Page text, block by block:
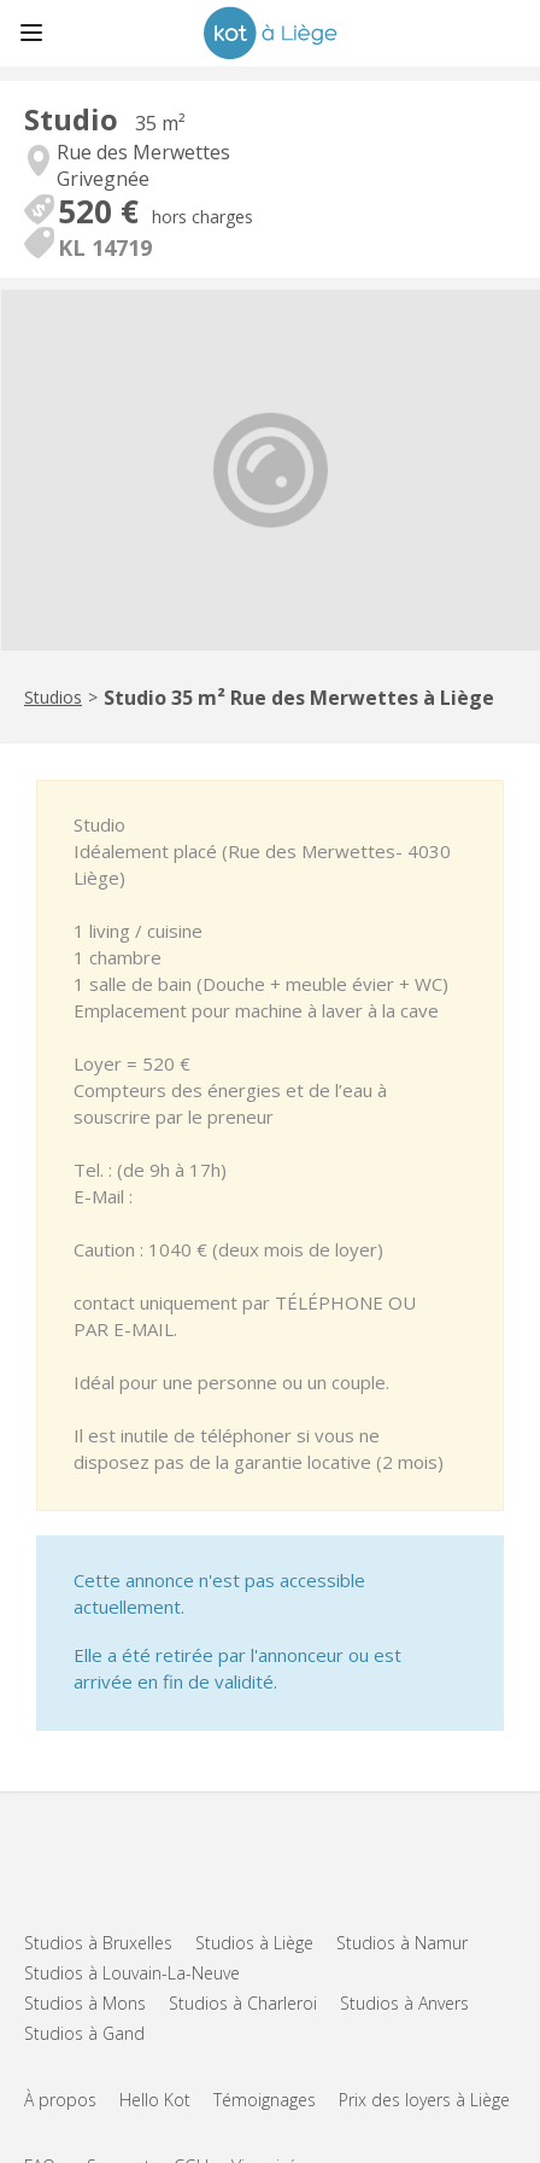
Studio
35 m²
Rue des Merwettes
Grivegnée
520 € hors charges
KL 14719
Studios > Studio 35 m² Rue des Merwettes à Liège
Studio
Idéalement placé (Rue des Merwettes- 4030
Liège)
1 living / cuisine
1 chambre
1 salle de bain (Douche + meuble évier + WC)
Emplacement pour machine à laver à la cave
Loyer = 520 €
Compteurs des énergies et de l’eau à
souscrire par le preneur
Tel. : (de 9h à 17h)
E-Mail :
Caution : 1040 € (deux mois de loyer)
contact uniquement par TÉLÉPHONE OU
PAR E-MAIL.
Idéal pour une personne ou un couple.
Il est inutile de téléphoner si vous ne
disposez pas de la garantie locative (2 mois)
Cette annonce n'est pas accessible
actuellement.
Elle a été retirée par l'annonceur ou est
arrivée en fin de validité.
Studios à Bruxelles Studios à Liège
Studios à Namur
Studios à Louvain-La-Neuve
Studios à Mons
Studios à Charleroi
Studios à Anvers
Studios à Gand
À propos Hello Kot Témoignages Prix des loyers à Liège